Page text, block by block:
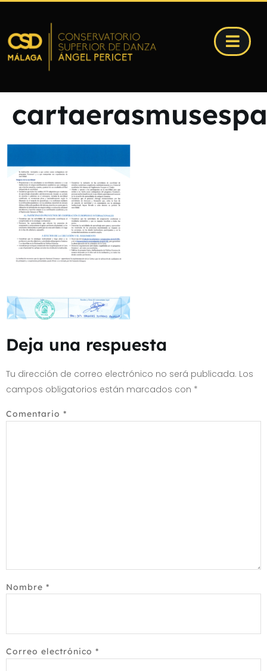
Deja una respuesta
Tu dirección de correo electrónico no será publicada. Los
campos obligatorios están marcados con *
Comentario *
Nombre *
Correo electrónico *